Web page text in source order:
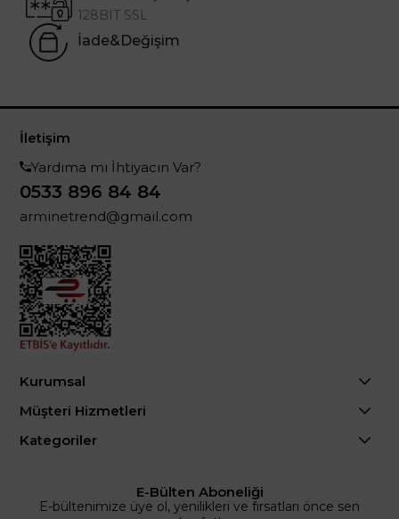
128BIT SSL
İade&Değişim
İletişim
Yardıma mı İhtiyacın Var?
0533 896 84 84
arminetrend@gmail.com
Kurumsal
Müşteri Hizmetleri
Kategoriler
E-Bülten Aboneliği
E-bültenimize üye ol, yenilikleri ve fırsatları önce sen